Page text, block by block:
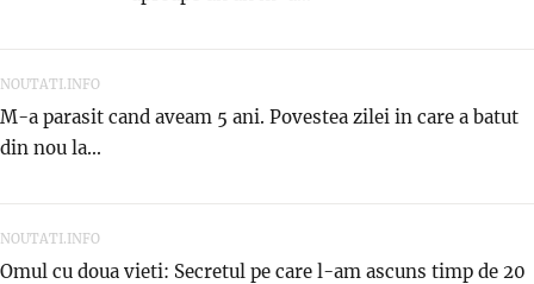
NOUTATI.INFO
M-a parasit cand aveam 5 ani. Povestea zilei in care a batut
din nou la...
NOUTATI.INFO
Omul cu doua vieti: Secretul pe care l-am ascuns timp de 20